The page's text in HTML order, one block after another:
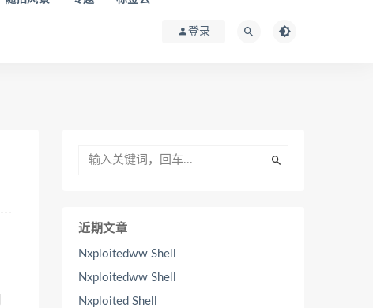
登录
近期文章
Nxploitedww Shell
Nxploitedww Shell
Nxploited Shell